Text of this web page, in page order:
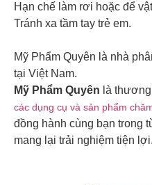
Hạn chế làm rơi hoặc để
Tránh xa tầm tay trẻ em.
Mỹ Phẩm Quyên là nhà
tại Việt Nam.
Mỹ Phẩm Quyên là
các dụng cụ và sản phẩm
đồng hành cùng bạn trong
mang lại trải nghiệm tiện lợi.